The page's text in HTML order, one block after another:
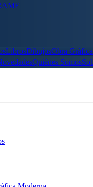
LibrosDibujosObra
Quiénes Somos